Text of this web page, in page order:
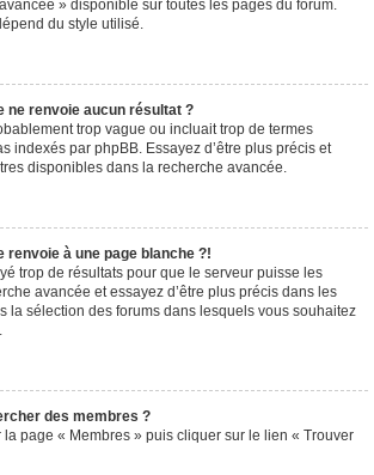
» disponible sur toutes les pages du forum.
du style utilisé.
ne renvoie aucun résultat ?
trop vague ou incluait trop de termes
indexés par phpBB. Essayez d’être plus précis et
disponibles dans la recherche avancée.
renvoie à une page blanche ?!
trop de résultats pour que le serveur puisse les
avancée et essayez d’être plus précis dans les
la sélection des forums dans lesquels vous souhaitez
des membres ?
page « Membres » puis cliquer sur le lien « Trouver